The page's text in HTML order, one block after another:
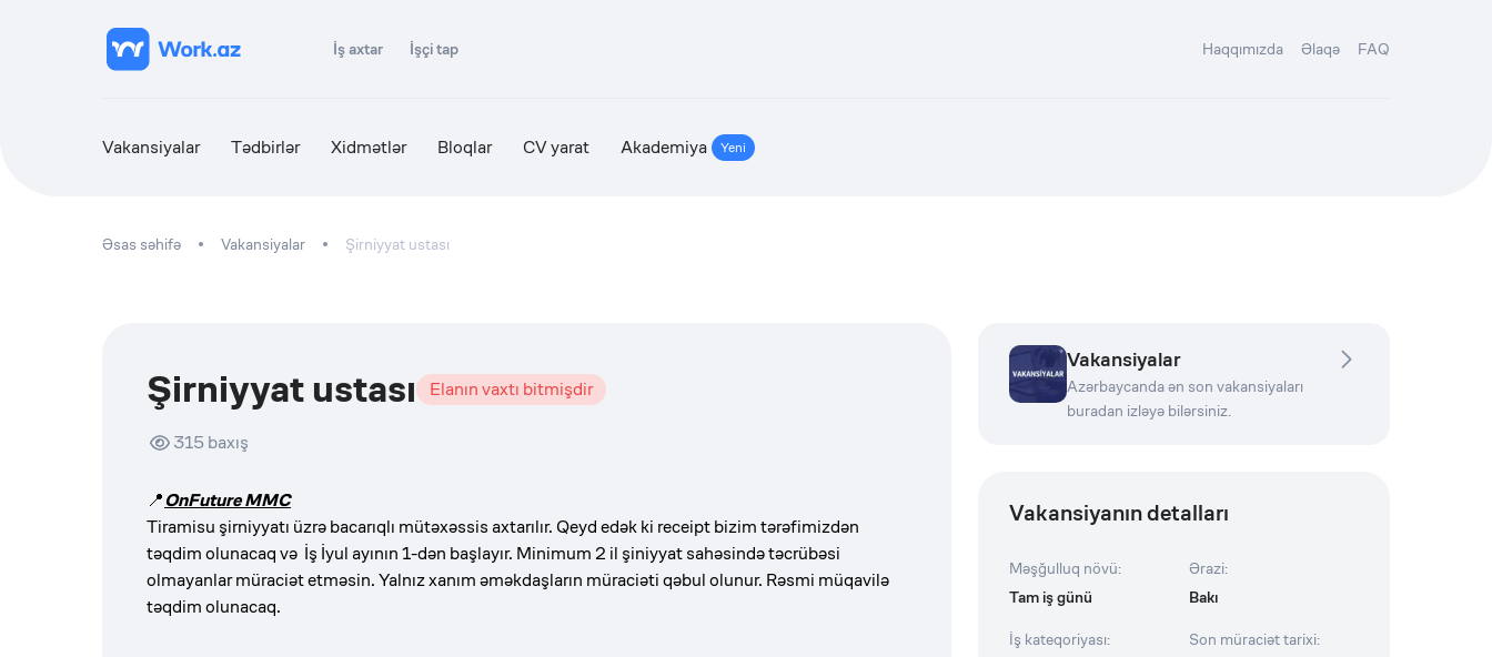
İş axtar İşçi tap Haqqımızda Əlaqə FAQ
Vakansiyalar Tədbirlər Xidmətlər Bloqlar CV yarat Akademiya Yeni
Əsas səhifə Vakansiyalar Şirniyyat ustası
Şirniyyat ustası Elanın vaxtı bitmişdir
315 baxış
📍OnFuture MMC
Tiramisu şirniyyatı üzrə bacarıqlı mütəxəssis axtarılır. Qeyd edək ki receipt bizim tərəfimizdən
təqdim olunacaq və İş İyul ayının 1-dən başlayır. Minimum 2 il şiniyyat sahəsində təcrübəsi
olmayanlar müraciət etməsin. Yalnız xanım əməkdaşların müraciəti qəbul olunur. Rəsmi müqavilə
təqdim olunacaq.
Vakansiyalar
Azərbaycanda ən son vakansiyaları
buradan izləyə bilərsiniz.
Vakansiyanın detalları
Məşğulluq növü:
Tam iş günü
Ərazi:
Bakı
İş kateqoriyası:
Son müraciət tarixi: